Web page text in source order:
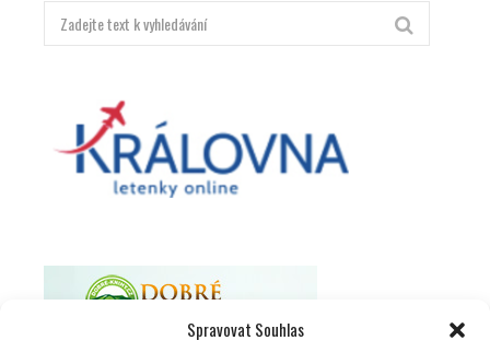
Spravovat Souhlas
Hledat: